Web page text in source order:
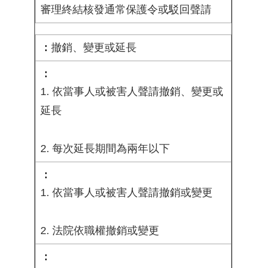
審理終結核發通常保護令或駁回聲請
撤銷、變更或延長
1. 依當事人或被害人聲請撤銷、變更或
延長
2. 每次延長期間為兩年以下
1. 依當事人或被害人聲請撤銷或變更
2. 法院依職權撤銷或變更